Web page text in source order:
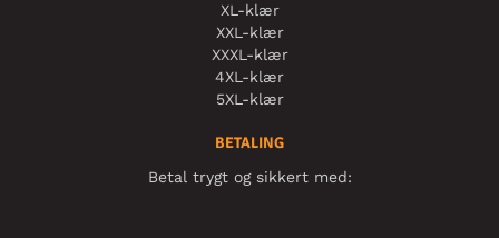
XL-klær
XXL-klær
XXXL-klær
4XL-klær
5XL-klær
BETALING
Betal trygt og sikkert med: